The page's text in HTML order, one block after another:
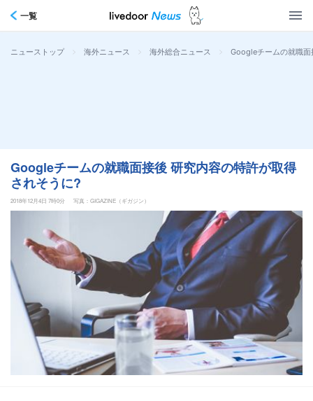
一覧
ニューストップ > 海外ニュース > 海外総合ニュース > Googleチームの就職面
Googleチームの就職面接後 研究内容の特許が取得
されそうに?
2018年12月4日 7時0分 写真：GIGAZINE（ギガジン）